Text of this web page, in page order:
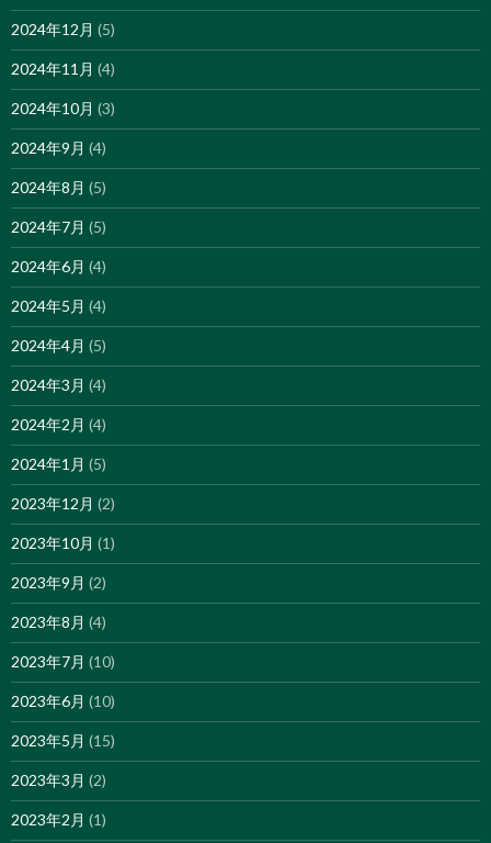
2024年12月 (5)
2024年11月 (4)
2024年10月 (3)
2024年9月 (4)
2024年8月 (5)
2024年7月 (5)
2024年6月 (4)
2024年5月 (4)
2024年4月 (5)
2024年3月 (4)
2024年2月 (4)
2024年1月 (5)
2023年12月 (2)
2023年10月 (1)
2023年9月 (2)
2023年8月 (4)
2023年7月 (10)
2023年6月 (10)
2023年5月 (15)
2023年3月 (2)
2023年2月 (1)